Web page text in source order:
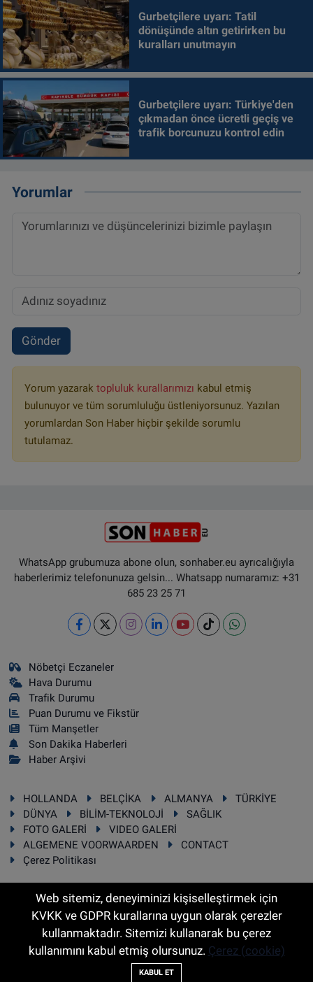
Gurbetçilere uyarı: Tatil
dönüşünde altın getirirken bu
kuralları unutmayın
Gurbetçilere uyarı: Türkiye'den
çıkmadan önce ücretli geçiş ve
trafik borcunuzu kontrol edin
Yorumlar
Gönder
Yorum yazarak topluluk kurallarımızı kabul etmiş
bulunuyor ve tüm sorumluluğu üstleniyorsunuz. Yazılan
yorumlardan Son Haber hiçbir şekilde sorumlu
tutulamaz.
WhatsApp grubumuza abone olun, sonhaber.eu ayrıcalığıyla
haberlerimiz telefonunuza gelsin... Whatsapp numaramız: +31
685 23 25 71
Nöbetçi Eczaneler
Hava Durumu
Trafik Durumu
Puan Durumu ve Fikstür
Tüm Manşetler
Son Dakika Haberleri
Haber Arşivi
HOLLANDA BELÇİKA ALMANYA
TÜRKİYE
DÜNYA
BİLİM-TEKNOLOJİ
SAĞLIK
FOTO GALERİ
VIDEO GALERİ
ALGEMENE VOORWAARDEN
CONTACT
Çerez Politikası
RSS Copyright © 2025 Sonhaber.eu Her hakkı saklıdır.
Haber Yazılımı:TE Bilişim
Web sitemiz, deneyiminizi kişiselleştirmek için
KVKK ve GDPR kurallarına uygun olarak çerezler
kullanmaktadır. Sitemizi kullanarak bu çerez
kullanımını kabul etmiş olursunuz. Çerez (cookie)
KABUL ET